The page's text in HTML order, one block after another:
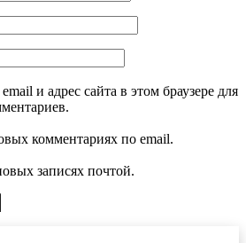
и адрес сайта в этом браузере для
комментариях по email.
записях почтой.